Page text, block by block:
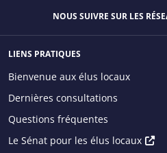
NOUS SUIVRE SUR LES
LIENS PRATIQUES
Main menu
Bienvenue aux élus locaux
Dernières consultations
Menu
principal
Questions fréquentes
Le Sénat pour les élus locaux